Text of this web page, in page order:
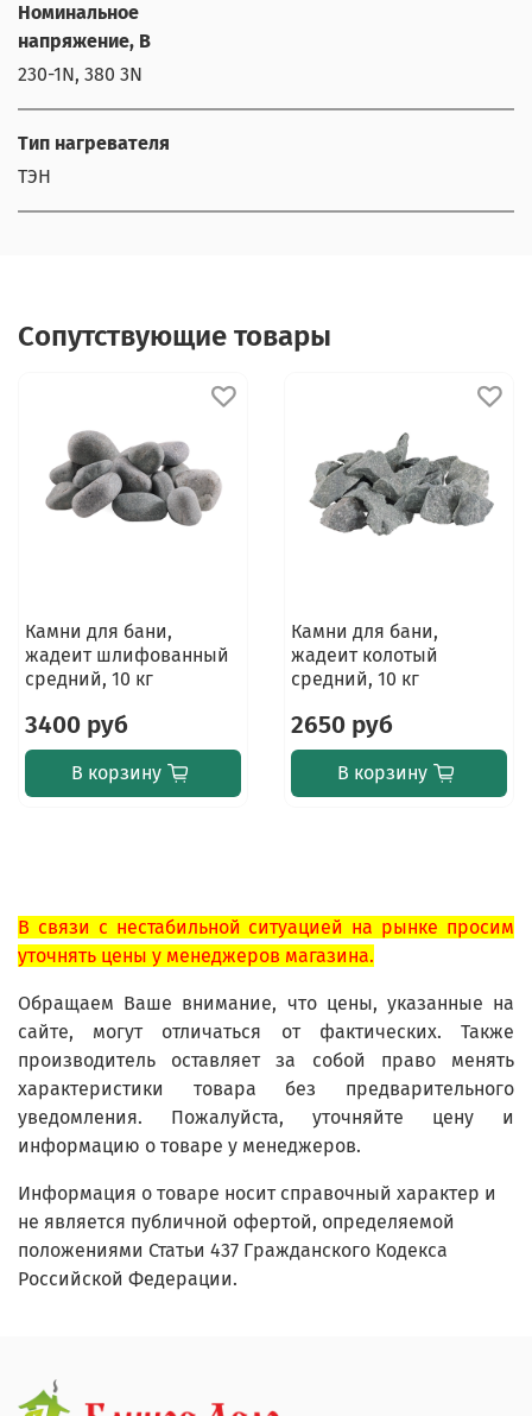
Номинальное
напряжение, В
230-1N, 380 3N
Тип нагревателя
ТЭН
Сопутствующие товары
Камни для бани,
жадеит шлифованный
средний, 10 кг
3400 руб
В корзину
Камни для бани,
жадеит колотый
средний, 10 кг
2650 руб
В корзину
В связи с нестабильной ситуацией на рынке просим
уточнять цены у менеджеров магазина.
Обращаем Ваше внимание, что цены, указанные на
сайте, могут отличаться от фактических. Также
производитель оставляет за собой право менять
характеристики товара без предварительного
уведомления. Пожалуйста, уточняйте цену и
информацию о товаре у менеджеров.
Информация о товаре носит справочный характер и
не является публичной офертой, определяемой
положениями Статьи 437 Гражданского Кодекса
Российской Федерации.